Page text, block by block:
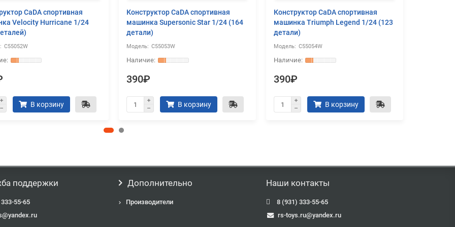
CaDA спортивная
Velocity Hurricane 1/24
C55052W
В корзину
Конструктор CaDA спортивная
машинка Supersonic Star 1/24 (164
детали)
C55053W
390₽
В корзину
Конструктор CaDA спортивная
машинка Triumph Legend 1/24 (123
детали)
C55054W
390₽
В корзину
поддержки
55-65
Дополнительно
Производители
Наши контакты
8 (931) 333-55-65
rs-toys.ru@yandex.ru